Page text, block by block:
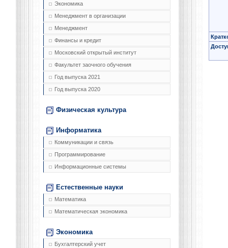
Экономика
Менеджмент в организации
Менеджмент
Финансы и кредит
Московский открытый институт
Факультет заочного обучения
Год выпуска 2021
Год выпуска 2020
Физическая культура
Информатика
Коммуникации и связь
Программирование
Информационные системы
Естественные науки
Математика
Математическая экономика
Экономика
Бухгалтерский учет